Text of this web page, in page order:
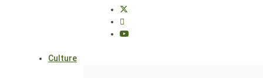
Culture